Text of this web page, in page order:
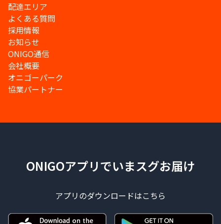
配達エリア
よくある質問
採用情報
お知らせ
ONIGO通信
会社概要
オニゴーパーク
協業パートナー
ONIGOアプリでいまスグお届け
アプリのダウンロードはこちら